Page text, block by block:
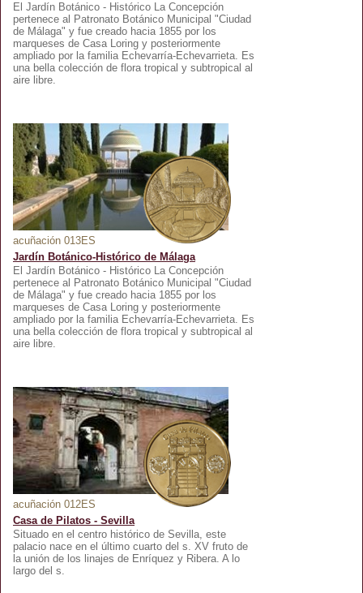
El Jardín Botánico - Histórico La Concepción
pertenece al Patronato Botánico Municipal "Ciudad
de Málaga" y fue creado hacia 1855 por los
marqueses de Casa Loring y posteriormente
ampliado por la familia Echevarría-Echevarrieta. Es
una bella colección de flora tropical y subtropical al
aire libre.
acuñación 013ES
Jardín Botánico-Histórico de Málaga
El Jardín Botánico - Histórico La Concepción
pertenece al Patronato Botánico Municipal "Ciudad
de Málaga" y fue creado hacia 1855 por los
marqueses de Casa Loring y posteriormente
ampliado por la familia Echevarría-Echevarrieta. Es
una bella colección de flora tropical y subtropical al
aire libre.
acuñación 012ES
Casa de Pilatos - Sevilla
Situado en el centro histórico de Sevilla, este
palacio nace en el último cuarto del s. XV fruto de
la unión de los linajes de Enríquez y Ribera. A lo
largo del s.